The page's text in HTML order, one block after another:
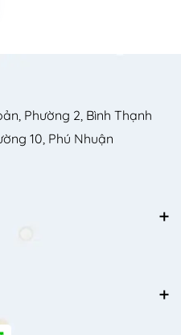
Phường 2, Bình Thạnh
10, Phú Nhuận